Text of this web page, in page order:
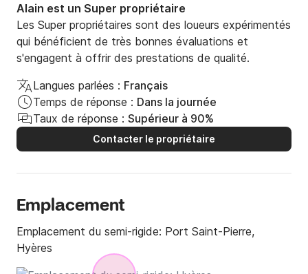
Alain est un Super propriétaire
Les Super propriétaires sont des loueurs expérimentés
qui bénéficient de très bonnes évaluations et
s'engagent à offrir des prestations de qualité.
Langues parlées : Français
Temps de réponse : Dans la journée
Taux de réponse : Supérieur à 90%
Contacter le propriétaire
Emplacement
Emplacement du semi-rigide: Port Saint-Pierre,
Hyères